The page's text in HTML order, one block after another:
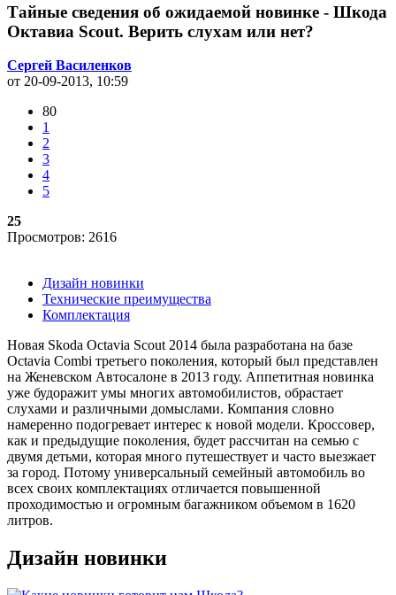
Тайные сведения об ожидаемой новинке - Шкода
Октавиа Scout. Верить слухам или нет?
Сергей Василенков
от 20-09-2013, 10:59
80
1
2
3
4
5
25
Просмотров: 2616
Дизайн новинки
Технические преимущества
Комплектация
Новая Skoda Octavia Scout 2014 была разработана на базе
Octavia Combi третьего поколения, который был представлен
на Женевском Автосалоне в 2013 году. Аппетитная новинка
уже будоражит умы многих автомобилистов, обрастает
слухами и различными домыслами. Компания словно
намеренно подогревает интерес к новой модели. Кроссовер,
как и предыдущие поколения, будет рассчитан на семью с
двумя детьми, которая много путешествует и часто выезжает
за город. Потому универсальный семейный автомобиль во
всех своих комплектациях отличается повышенной
проходимостью и огромным багажником объемом в 1620
литров.
Дизайн новинки